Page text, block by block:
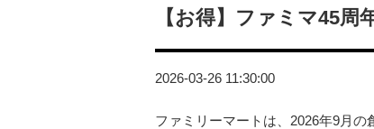
【お得】ファミマ45
2026-03-26 11:30:00
ファミリーマートは、2026年9月